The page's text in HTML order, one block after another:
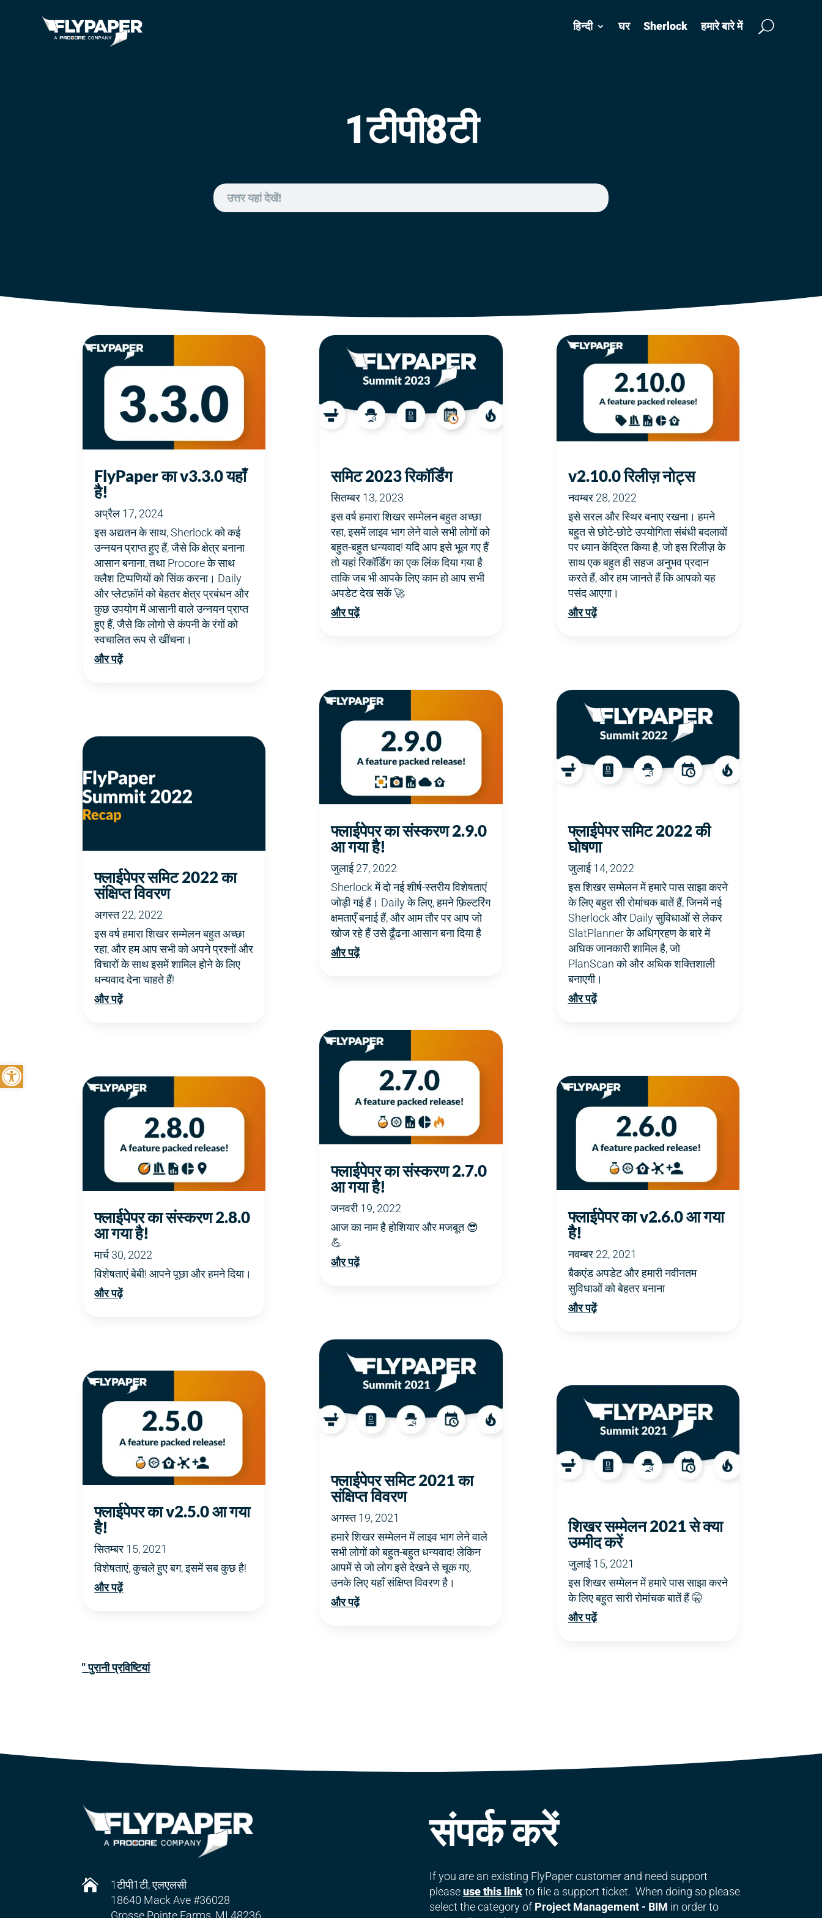
टूलबार खोलें
हिन्दी घर Sherlock हमारे बारे में
1टीपी8टी
FlyPaper का v3.3.0 यहाँ
है!
अप्रैल 17, 2024
इस अद्यतन के साथ, Sherlock को कई
उन्नयन प्राप्त हुए हैं, जैसे कि क्षेत्र बनाना
आसान बनाना, तथा Procore के साथ
क्लैश टिप्पणियों को सिंक करना। Daily
और प्लेटफ़ॉर्म को बेहतर क्षेत्र प्रबंधन और
कुछ उपयोग में आसानी वाले उन्नयन प्राप्त
हुए हैं, जैसे कि लोगो से कंपनी के रंगों को
स्वचालित रूप से खींचना।
और पढ़ें
फ्लाईपेपर समिट 2022 का
संक्षिप्त विवरण
अगस्त 22, 2022
इस वर्ष हमारा शिखर सम्मेलन बहुत अच्छा
रहा, और हम आप सभी को अपने प्रश्नों और
विचारों के साथ इसमें शामिल होने के लिए
धन्यवाद देना चाहते हैं!
और पढ़ें
फ्लाईपेपर का संस्करण 2.8.0
आ गया है!
मार्च 30, 2022
विशेषताएं बेबी! आपने पूछा और हमने दिया।
और पढ़ें
फ्लाईपेपर का v2.5.0 आ गया
है!
सितम्बर 15, 2021
विशेषताएं, कुचले हुए बग, इसमें सब कुछ है!
और पढ़ें
समिट 2023 रिकॉर्डिंग
सितम्बर 13, 2023
इस वर्ष हमारा शिखर सम्मेलन बहुत अच्छा
रहा, इसमें लाइव भाग लेने वाले सभी लोगों को
बहुत-बहुत धन्यवाद! यदि आप इसे भूल गए हैं
तो यहां रिकॉर्डिंग का एक लिंक दिया गया है
ताकि जब भी आपके लिए काम हो आप सभी
अपडेट देख सकें 🚀
और पढ़ें
फ्लाईपेपर का संस्करण 2.9.0
आ गया है!
जुलाई 27, 2022
Sherlock में दो नई शीर्ष-स्तरीय विशेषताएं
जोड़ी गई हैं। Daily के लिए, हमने फ़िल्टरिंग
क्षमताएँ बनाई हैं, और आम तौर पर आप जो
खोज रहे हैं उसे ढूँढना आसान बना दिया है
और पढ़ें
फ्लाईपेपर का संस्करण 2.7.0
आ गया है!
जनवरी 19, 2022
आज का नाम है होशियार और मजबूत 😎
💪
और पढ़ें
फ्लाईपेपर समिट 2021 का
संक्षिप्त विवरण
अगस्त 19, 2021
हमारे शिखर सम्मेलन में लाइव भाग लेने वाले
सभी लोगों को बहुत-बहुत धन्यवाद! लेकिन
आपमें से जो लोग इसे देखने से चूक गए,
उनके लिए यहाँ संक्षिप्त विवरण है।
और पढ़ें
v2.10.0 रिलीज़ नोट्स
नवम्बर 28, 2022
इसे सरल और स्थिर बनाए रखना। हमने
बहुत से छोटे-छोटे उपयोगिता संबंधी बदलावों
पर ध्यान केंद्रित किया है, जो इस रिलीज़ के
साथ एक बहुत ही सहज अनुभव प्रदान
करते हैं, और हम जानते हैं कि आपको यह
पसंद आएगा।
और पढ़ें
फ्लाईपेपर समिट 2022 की
घोषणा
जुलाई 14, 2022
इस शिखर सम्मेलन में हमारे पास साझा करने
के लिए बहुत सी रोमांचक बातें हैं, जिनमें नई
Sherlock और Daily सुविधाओं से लेकर
SlatPlanner के अधिग्रहण के बारे में
अधिक जानकारी शामिल है, जो
PlanScan को और अधिक शक्तिशाली
बनाएगी।
और पढ़ें
फ्लाईपेपर का v2.6.0 आ गया
है!
नवम्बर 22, 2021
बैकएंड अपडेट और हमारी नवीनतम
सुविधाओं को बेहतर बनाना
और पढ़ें
शिखर सम्मेलन 2021 से क्या
उम्मीद करें
जुलाई 15, 2021
इस शिखर सम्मेलन में हमारे पास साझा करने
के लिए बहुत सारी रोमांचक बातें हैं 🤫
और पढ़ें
" पुरानी प्रविष्टियां

1टीपी1टी, एलएलसी
18640 Mack Ave #36028
Grosse Pointe Farms, MI 48236
संपर्क करें
If you are an existing FlyPaper customer and need support
pleaseuse this linkto file a support ticket. When doing so please
select the category of Project Management - BIM in order to